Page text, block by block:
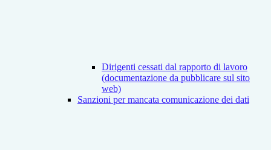
Dirigenti cessati dal rapporto di lavoro
(documentazione da pubblicare sul sito
web)
Sanzioni per mancata comunicazione dei dati